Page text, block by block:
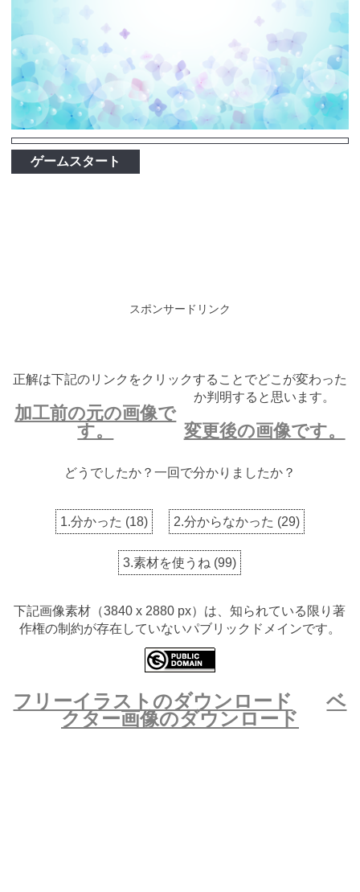
ゲームスタート
スポンサードリンク
正解は下記のリンクをクリックすることでどこが変わった
か判明すると思います。
加工前の元の画像で
す。
変更後の画像です。
どうでしたか？一回で分かりましたか？
1.分かった (18) 2.分からなかった (29)
3.素材を使うね (99)
下記画像素材（3840 x 2880 px）は、知られている限り著
作権の制約が存在していないパブリックドメインです。
フリーイラストのダウンロード
ベ
クター画像のダウンロード